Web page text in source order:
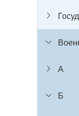
А
Б